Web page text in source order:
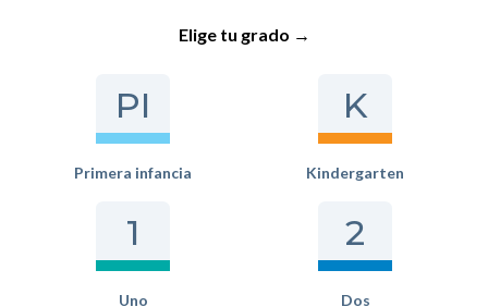
Elige tu grado →
PI
Primera infancia
K
Kindergarten
1
Uno
2
Dos